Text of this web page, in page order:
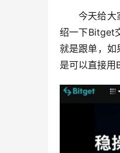
今天给大
绍一下Bitget
就是跟单，如
是可以直接用